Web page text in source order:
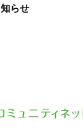
知らせ